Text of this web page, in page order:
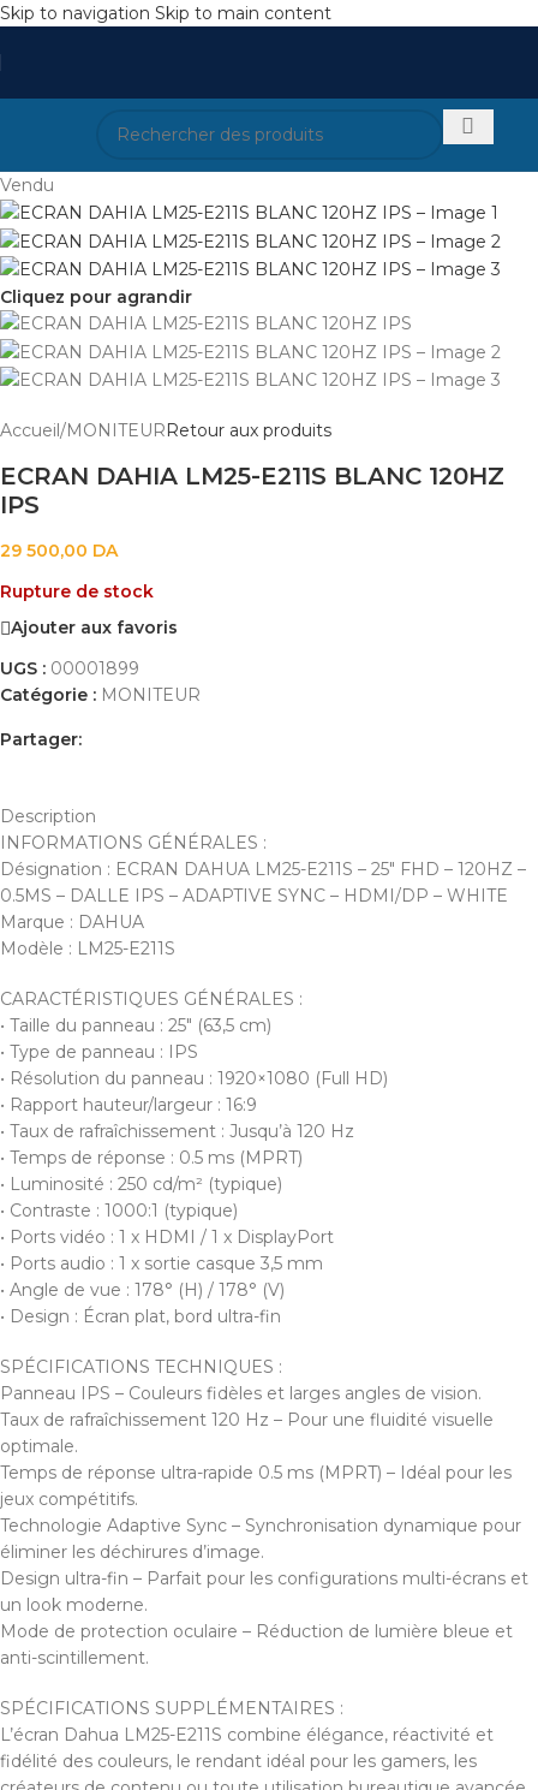
Skip to navigation Skip to main content
Vendu
Cliquez pour agrandir
Accueil/MONITEURRetour aux produits
ECRAN DAHIA LM25-E211S BLANC 120HZ
IPS
29 500,00 DA
Rupture de stock
Ajouter aux favoris
UGS : 00001899
Catégorie : MONITEUR
Partager:
Description
INFORMATIONS GÉNÉRALES :
Désignation : ECRAN DAHUA LM25-E211S – 25″ FHD – 120HZ –
0.5MS – DALLE IPS – ADAPTIVE SYNC – HDMI/DP – WHITE
Marque : DAHUA
Modèle : LM25-E211S
CARACTÉRISTIQUES GÉNÉRALES :
• Taille du panneau : 25″ (63,5 cm)
• Type de panneau : IPS
• Résolution du panneau : 1920×1080 (Full HD)
• Rapport hauteur/largeur : 16:9
• Taux de rafraîchissement : Jusqu’à 120 Hz
• Temps de réponse : 0.5 ms (MPRT)
• Luminosité : 250 cd/m² (typique)
• Contraste : 1000:1 (typique)
• Ports vidéo : 1 x HDMI / 1 x DisplayPort
• Ports audio : 1 x sortie casque 3,5 mm
• Angle de vue : 178° (H) / 178° (V)
• Design : Écran plat, bord ultra-fin
SPÉCIFICATIONS TECHNIQUES :
Panneau IPS – Couleurs fidèles et larges angles de vision.
Taux de rafraîchissement 120 Hz – Pour une fluidité visuelle
optimale.
Temps de réponse ultra-rapide 0.5 ms (MPRT) – Idéal pour les
jeux compétitifs.
Technologie Adaptive Sync – Synchronisation dynamique pour
éliminer les déchirures d’image.
Design ultra-fin – Parfait pour les configurations multi-écrans et
un look moderne.
Mode de protection oculaire – Réduction de lumière bleue et
anti-scintillement.
SPÉCIFICATIONS SUPPLÉMENTAIRES :
L’écran Dahua LM25-E211S combine élégance, réactivité et
fidélité des couleurs, le rendant idéal pour les gamers, les